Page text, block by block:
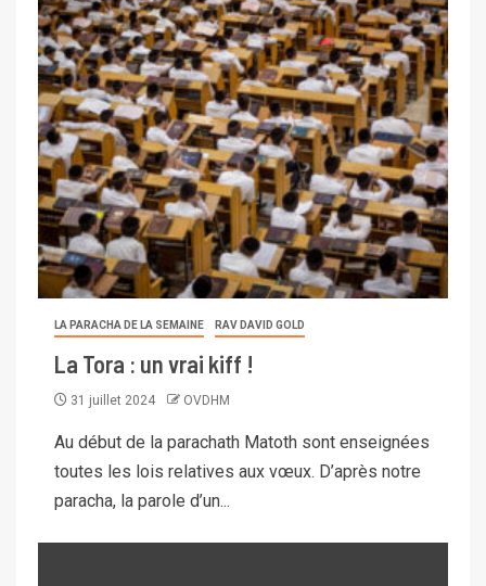
LA PARACHA DE LA SEMAINE RAV DAVID GOLD
La Tora : un vrai kiff !
31 juillet 2024 OVDHM
Au début de la parachath Matoth sont enseignées
toutes les lois relatives aux vœux. D’après notre
paracha, la parole d’un...